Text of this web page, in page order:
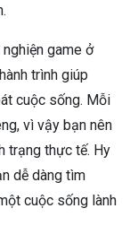
game ở
trình giúp
cuộc sống. Mỗi
vì vậy bạn nên
trạng thực tế. Hy
dễ dàng tìm
cuộc sống lành